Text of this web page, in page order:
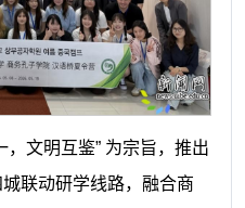
，文明互鉴” 为宗旨，推出
联动研学线路，融合商